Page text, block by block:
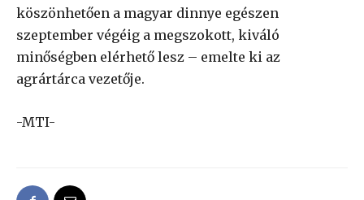
köszönhetően a magyar dinnye egészen
szeptember végéig a megszokott, kiváló
minőségben elérhető lesz – emelte ki az
agrártárca vezetője.
-MTI-